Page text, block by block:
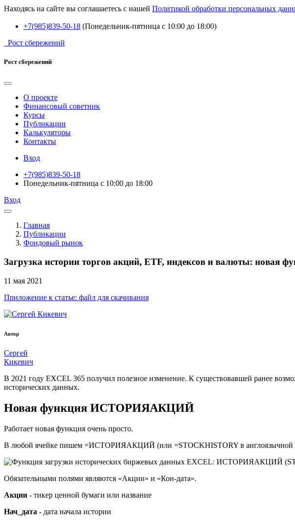
Находясь на сайте вы соглашаетесь с нашей Политикой обработки персональных
+7(985)839-50-18 (Понедельник-пятница с 10:00 до 18:00)
Рост сбережений
Рост сбережений
О проекте
Финансовый советник
Курсы
Публикации
Калькуляторы
Контакты
Вход
+7(985)839-50-18
Понедельник-пятница с 10:00 до 18:00
Вход
Главная
Публикации
Фондовый рынок
Загрузка истории торгов акций, ETF, индексов и валюты: новая
11 мая 2021
Приложение к статье: файл для скачивания
Автор
Сергей
Кикевич
В 2021 году EXCEL 365 получил полезное изменение. К существовавшей ранее
исторических данных.
Новая функция ИСТОРИЯАКЦИЙ
Работает новая функция очень просто.
В любой ячейке пишем =ИСТОРИЯАКЦИЙ (или =STOCKHISTORY в англоязычной
Обязательными полями являются «Акции» и «Кон-дата».
Акции - тикер ценной бумаги или название
Нач_дата - дата начала истории